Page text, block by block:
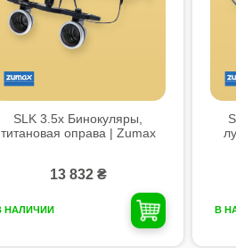
SLK 3.5x Бинокуляры,
титановая оправа | Zumax
13 832 ₴
НАЛИЧИИ В